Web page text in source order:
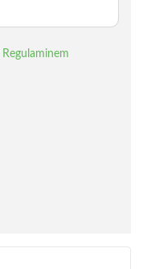
Regulaminem